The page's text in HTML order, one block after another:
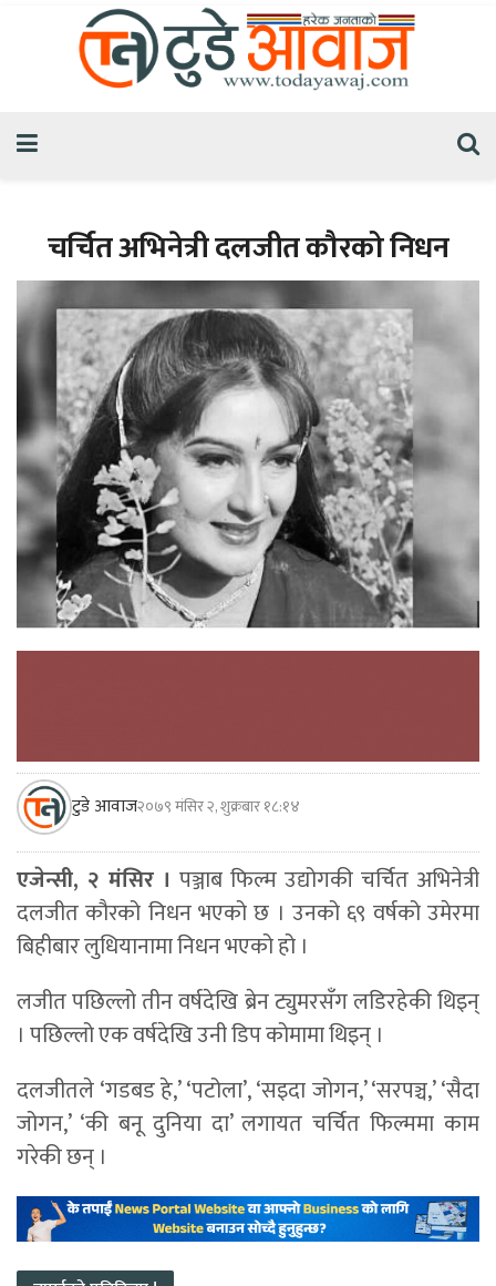
चर्चित अभिनेत्री दलजीत कौरको निधन
टुडे आवाज२०७९ मंसिर २, शुक्रबार १८:१४
एजेन्सी, २ मंसिर । पञ्जाब फिल्म उद्योगकी चर्चित अभिनेत्री
दलजीत कौरको निधन भएको छ । उनको ६९ वर्षको उमेरमा
बिहीबार लुधियानामा निधन भएको हो ।
लजीत पछिल्लो तीन वर्षदेखि ब्रेन ट्युमरसँग लडिरहेकी थिइन्
। पछिल्लो एक वर्षदेखि उनी डिप कोमामा थिइन् ।
दलजीतले ‘गडबड हे,’ ‘पटोला’, ‘सइदा जोगन,’ ‘सरपञ्च,’ ‘सैदा
जोगन,’ ‘की बनू दुनिया दा’ लगायत चर्चित फिल्ममा काम
गरेकी छन् ।